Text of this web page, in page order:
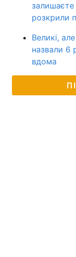
розкрили
Великі,
назвали 6
вдома